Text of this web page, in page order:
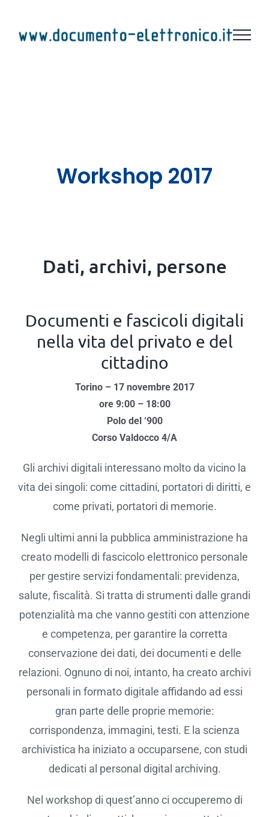
contenuto
Workshop 2017
Dati, archivi, persone
Documenti e fascicoli digitali
nella vita del privato e del
cittadino
Torino – 17 novembre 2017
ore 9:00 – 18:00
Polo del ‘900
Corso Valdocco 4/A
Gli archivi digitali interessano molto da vicino la
vita dei singoli: come cittadini, portatori di diritti, e
come privati, portatori di memorie.
Negli ultimi anni la pubblica amministrazione ha
creato modelli di fascicolo elettronico personale
per gestire servizi fondamentali: previdenza,
salute, fiscalità. Si tratta di strumenti dalle grandi
potenzialità ma che vanno gestiti con attenzione
e competenza, per garantire la corretta
conservazione dei dati, dei documenti e delle
relazioni. Ognuno di noi, intanto, ha creato archivi
personali in formato digitale affidando ad essi
gran parte delle proprie memorie:
corrispondenza, immagini, testi. E la scienza
archivistica ha iniziato a occuparsene, con studi
dedicati al personal digital archiving.
Nel workshop di quest’anno ci occuperemo di